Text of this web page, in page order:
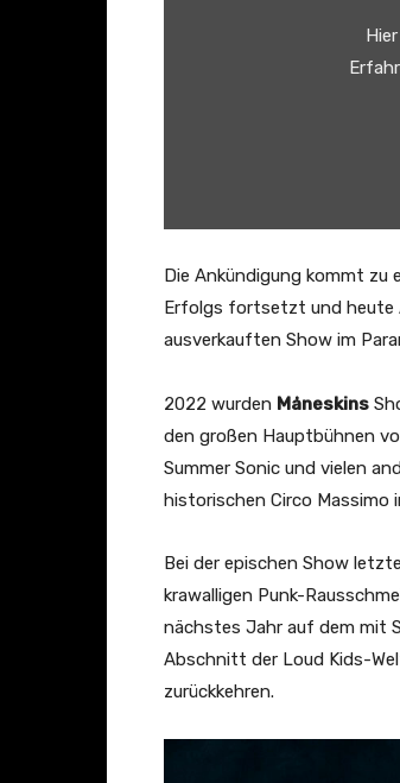
E
L
O
E
L
I
E
T
(
O
f
f
Die Ankündigung kommt
Erfolgs fortsetzt und heute
ausverkauften Show im
2022 wurden Måneskins
den großen Hauptbühnen
Summer Sonic und vielen
historischen Circo Massimo
Bei der epischen Show
krawalligen Punk-
nächstes Jahr auf dem mit
Abschnitt der Loud Kids-
zurückkehren.